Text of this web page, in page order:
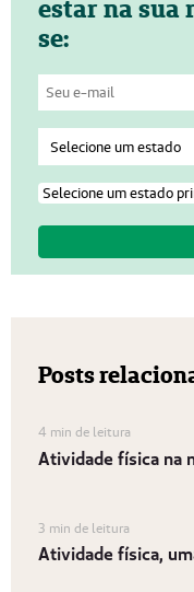
estar na sua
se:
Posts
4 min de leitura
Atividade física na
3 min de leitura
Atividade física,